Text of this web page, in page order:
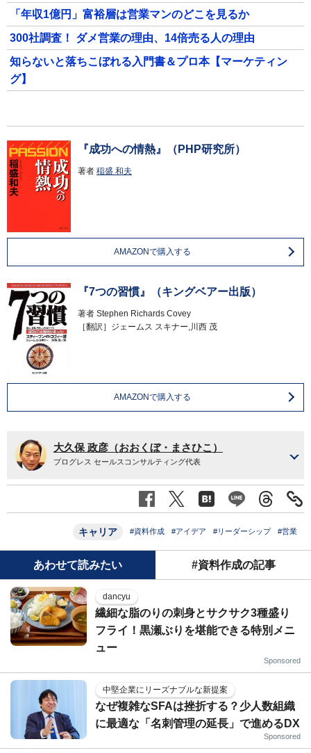
「年収1億円」富裕層は営業マンのどこを見るか
300社調査！ ダメ営業の理由、14倍売る人の理由
知らないと落ちこぼれる入門書＆プロ本【マーケティン
グ】
『成功への情熱』（PHP研究所）
著者 稲盛 和夫
AMAZONで購入する
『7つの習慣』（キングベアー出版）
著者 Stephen Richards Covey
［翻訳］ジェームス スキナー,川西 茂
AMAZONで購入する
大久保 政彦（おおくぼ・まさひこ）
プログレス セールスコンサルティング代表
キャリア #資料作成 #アイデア #リーダーシップ #営業
あわせて読みたい #資料作成の記事
dancyu
繊細な脂のりの刺身とサクサク3種盛り
フライ！黒瀬ぶりを堪能できる特別メニ
ュー
Sponsored
中堅企業にリーズナブルな新提案
なぜ複雑なSFAは挫折する？少人数組織
に最適な「名刺管理の延長」で進めるDX
Sponsored